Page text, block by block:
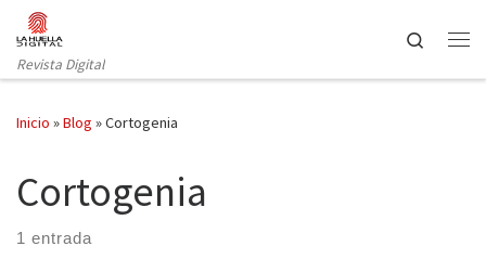
Saltar al contenido
Revista Digital
Search
Inicio »Blog »Cortogenia
Cortogenia
1 entrada